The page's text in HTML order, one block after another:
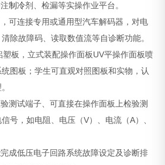
制冷剂、检漏等实操作业平台。
可连接专用或通用型汽车解码器，对电
除故障码、读取数值流等自诊断功能。
板，立式装配操作面板UV平操作面板喷
图板；学生可直观对照图板和实物，认
测试端子、可直接在操作面板上检验测
号，如电阻、电压（V）、电流（A）、
成低压电子回路系统故障设定及诊断排